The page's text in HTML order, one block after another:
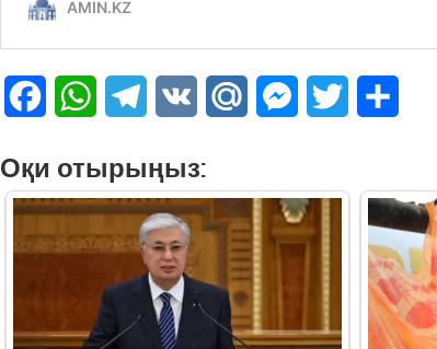
FacebookWhatsAppTelegram
VK Mail.Ru Messenger
Twitter
Оқи отырыңыз: